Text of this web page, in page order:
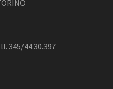
345/44.30.397